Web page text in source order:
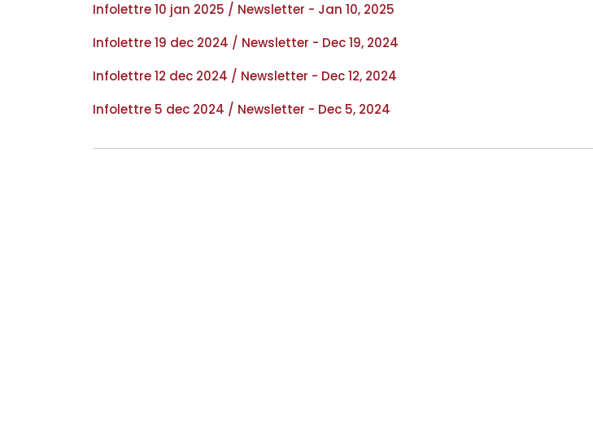
Infolettre 10 jan 2025 / Newsletter - Jan 10, 2025
Infolettre 19 dec 2024 / Newsletter - Dec 19, 2024
Infolettre 12 dec 2024 / Newsletter - Dec 12, 2024
Infolettre 5 dec 2024 / Newsletter - Dec 5, 2024